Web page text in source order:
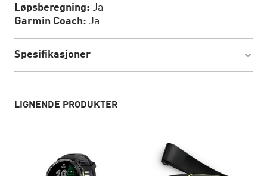
Løpsberegning: Ja
Garmin Coach: Ja
Spesifikasjoner
LIGNENDE PRODUKTER